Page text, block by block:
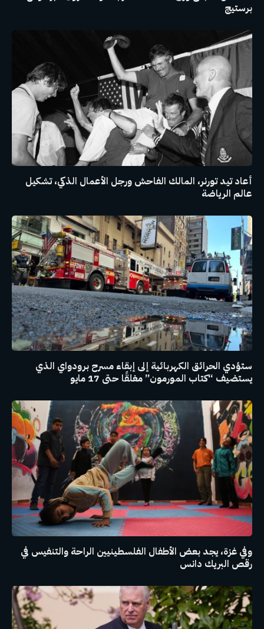
برستيج
أعاد تيد تورنر، المالك الفاحش ورجل الأعمال الذكي، تشكيل
عالم الرياضة
ستؤدي الحرائق الكهربائية إلى إبقاء مسرح برودواي الذي
يستضيف “كتاب المورمون” مغلقًا حتى 17 مايو
وفي غزة، يجد بعض الأطفال الفلسطينيين الراحة والتنفيس في
رقص البريك دانس